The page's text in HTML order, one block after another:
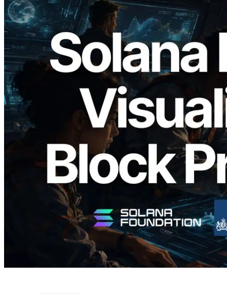
2026.05.24
Validators Solutions veröffentlicht Solana
Block Analyzer – Visualisierung der
Blockproduktionszeit pro Slot und der
zugewiesenen Validatoren
Lesen Sie diesen Artikel